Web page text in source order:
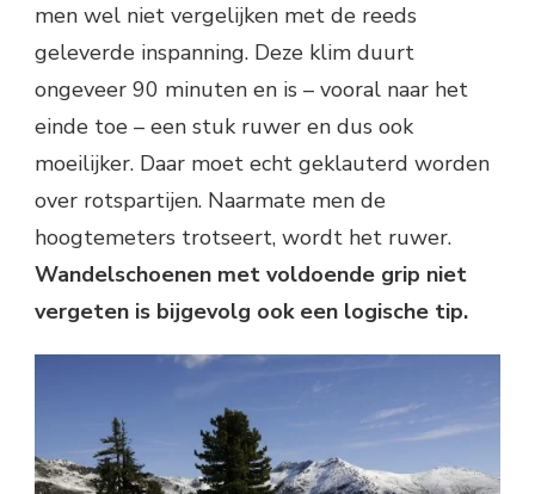
men wel niet vergelijken met de reeds
geleverde inspanning. Deze klim duurt
ongeveer 90 minuten en is – vooral naar het
einde toe – een stuk ruwer en dus ook
moeilijker. Daar moet echt geklauterd worden
over rotspartijen. Naarmate men de
hoogtemeters trotseert, wordt het ruwer.
Wandelschoenen met voldoende grip niet
vergeten is bijgevolg ook een logische tip.